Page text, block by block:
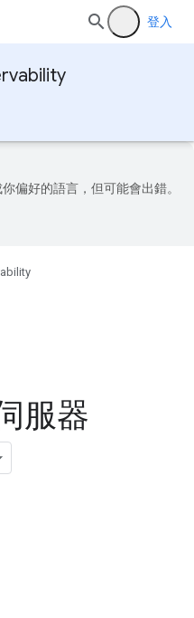
登入
偏好的語言，但可能會出錯。
服器